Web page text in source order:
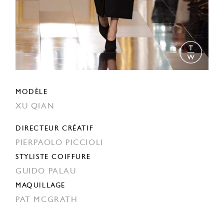
MODÈLE
XU QIAN
DIRECTEUR CRÉATIF
PIERPAOLO PICCIOLI
STYLISTE COIFFURE
GUIDO PALAU
MAQUILLAGE
PAT MCGRATH